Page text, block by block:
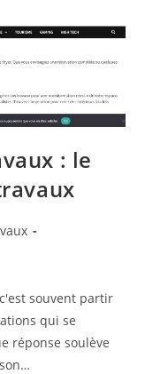
: le
souvent partir
qui se
réponse soulève